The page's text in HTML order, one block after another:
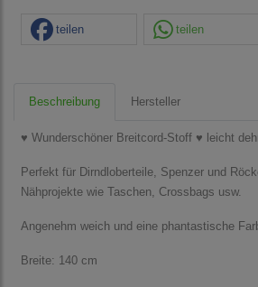
teilen teilen
Beschreibung Hersteller
♥ Wunderschöner Breitcord-Stoff ♥ leicht
Perfekt für Dirndloberteile, Spenzer und
Nähprojekte wie Taschen, Crossbags usw.
Angenehm weich und eine phantastische
Breite: 140 cm